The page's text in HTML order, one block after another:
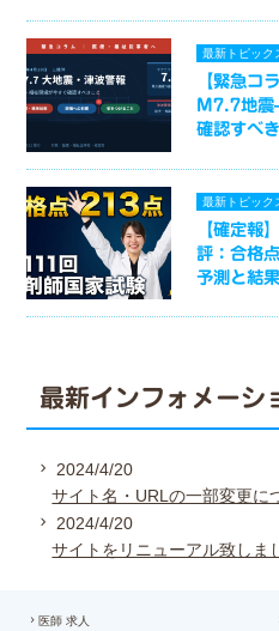
最新トピック
【緊急コ
M7.7地震
確認すべ
最新トピック
【確定報
評：合格
予測と結
最新インフォメーシ
2024/4/20
サイト名・URLの一部変更に
2024/4/20
サイトをリニューアル致しま
医師 求人